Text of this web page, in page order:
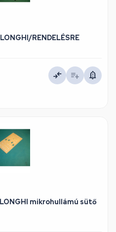
fólia (mikro) DELONGHI/RENDELÉSRE
mikrohullámú sütő